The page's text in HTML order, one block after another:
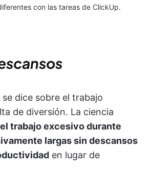
con las tareas de ClickUp.
se dice sobre el trabajo
de diversión. La ciencia
el trabajo excesivo durante
largas sin descansos
en lugar de